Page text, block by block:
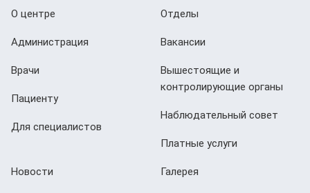
О центре
Администрация
Врачи
Пациенту
Для специалистов
Отделы
Вакансии
Вышестоящие и
контролирующие органы
Наблюдательный совет
Платные услуги
Новости Галерея